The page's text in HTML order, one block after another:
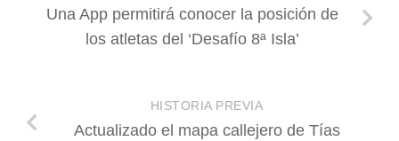
Una App permitirá conocer la posición de
los atletas del ‘Desafío 8ª Isla’
HISTORIA PREVIA
Actualizado el mapa callejero de Tías